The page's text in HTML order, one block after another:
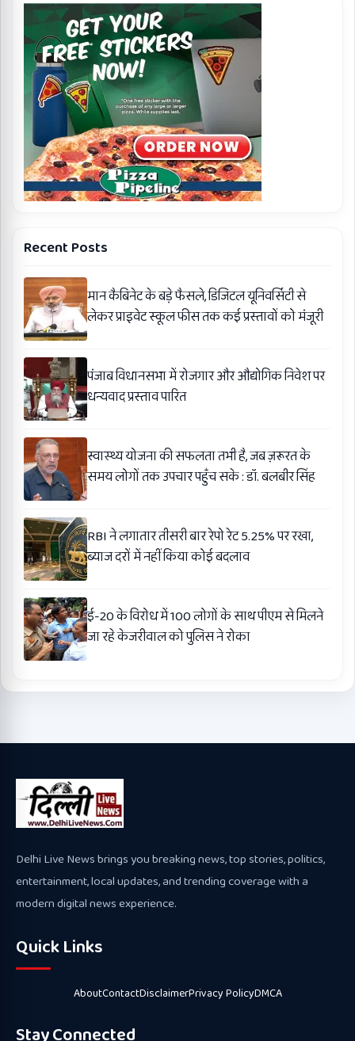
Recent Posts
मान कैबिनेट के बड़े फैसले, डिजिटल यूनिवर्सिटी से
लेकर प्राइवेट स्कूल फीस तक कई प्रस्तावों को मंजूरी
पंजाब विधानसभा में रोजगार और औद्योगिक निवेश पर
धन्यवाद प्रस्ताव पारित
स्वास्थ्य योजना की सफलता तभी है, जब ज़रूरत के
समय लोगों तक उपचार पहुँच सके : डॉ. बलबीर सिंह
RBI ने लगातार तीसरी बार रेपो रेट 5.25% पर रखा,
ब्याज दरों में नहीं किया कोई बदलाव
ई-20 के विरोध में 100 लोगों के साथ पीएम से मिलने
जा रहे केजरीवाल को पुलिस ने रोका
Delhi Live News brings you breaking news, top stories, politics,
entertainment, local updates, and trending coverage with a
modern digital news experience.
Quick Links
AboutContactDisclaimerPrivacy PolicyDMCA
Stay Connected